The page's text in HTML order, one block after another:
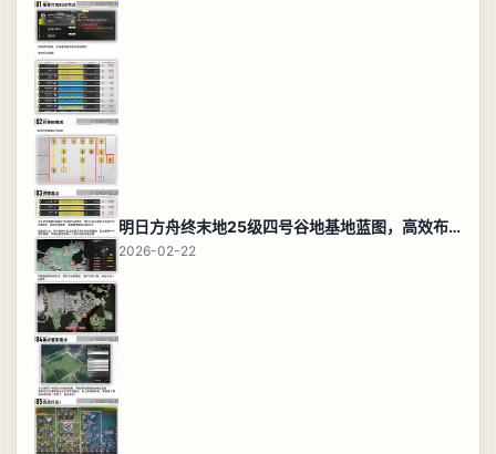
明日方舟终末地25级四号谷地基地蓝图，高效布局规划
2026-02-22